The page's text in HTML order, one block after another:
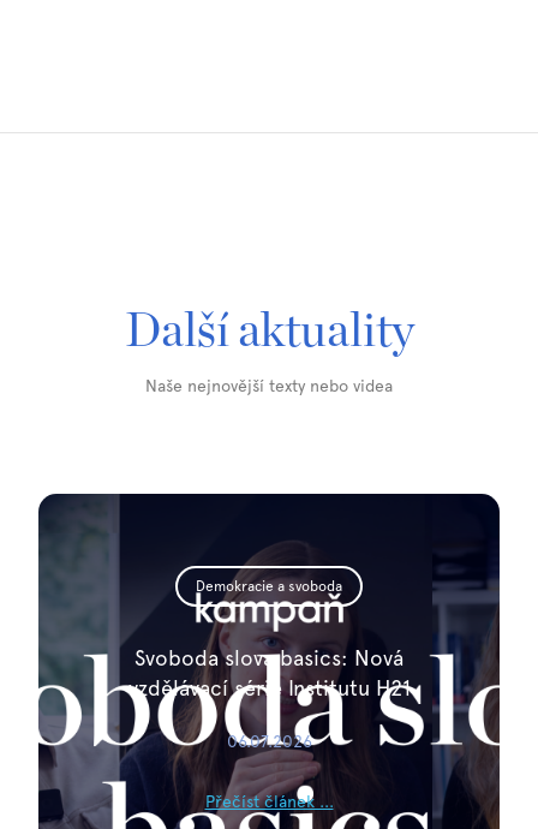
Další aktuality
Naše nejnovější texty nebo videa
Demokracie a svoboda
Svoboda slova basics: Nová
vzdělávací série Institutu H21
06.07.2026
Přečíst článek ...